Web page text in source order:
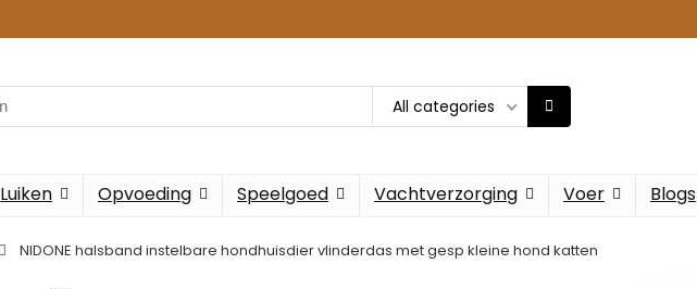
All categories
Luiken Opvoeding Speelgoed Vachtverzorging Voer Blogs
NIDONE halsband instelbare hondhuisdier vlinderdas met gesp kleine hond katten